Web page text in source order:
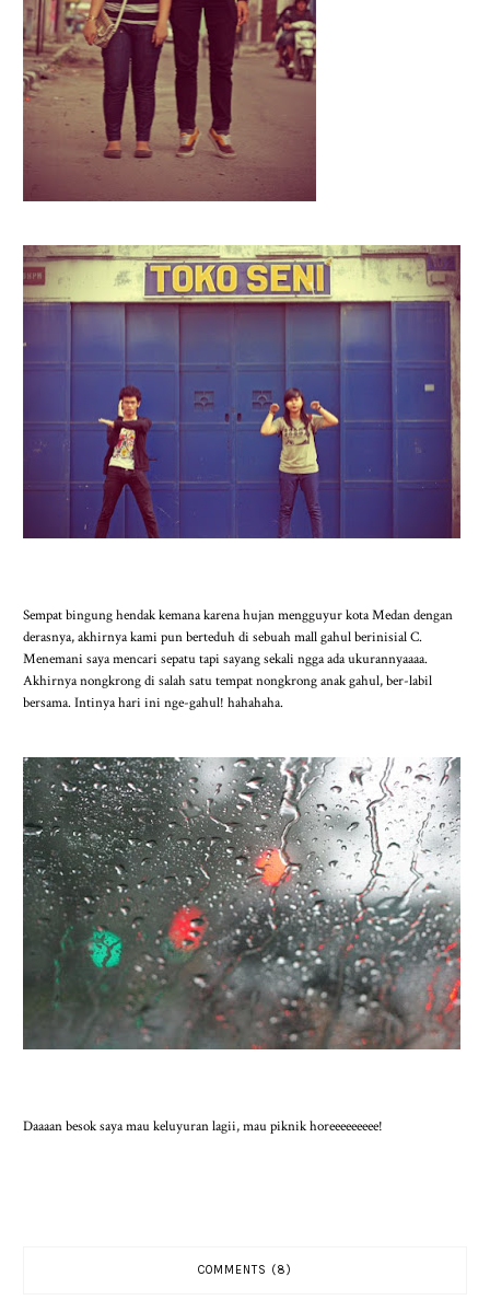
Sempat bingung hendak kemana karena hujan mengguyur kota Medan dengan
derasnya, akhirnya kami pun berteduh di sebuah mall gahul berinisial C.
Menemani saya mencari sepatu tapi sayang sekali ngga ada ukurannyaaaa.
Akhirnya nongkrong di salah satu tempat nongkrong anak gahul, ber-labil
bersama. Intinya hari ini nge-gahul! hahahaha.
Daaaan besok saya mau keluyuran lagii, mau piknik horeeeeeeeee!
COMMENTS (8)